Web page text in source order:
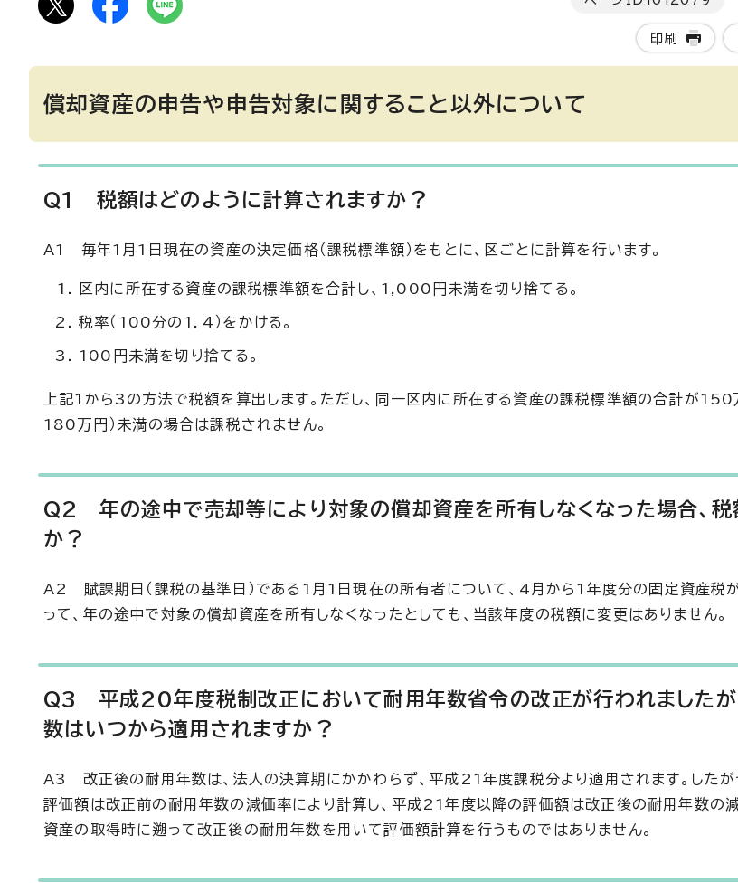
印刷
償却資産の申告や申告対象に関すること以外について
Q1 税額はどのように計算されますか？
A1 毎年1月1日現在の資産の決定価格（課税標準額）をもとに、区ごとに計算を行います。
区内に所在する資産の課税標準額を合計し、1,000円未満を切り捨てる。
税率（100分の1．4）をかける。
100円未満を切り捨てる。
上記1から3の方法で税額を算出します。ただし、同一区内に所在する資産の課税標準額の合計が
180万円）未満の場合は課税されません。
Q2 年の途中で売却等により対象の償却資産を所有しなくなった場合、税
か？
A2 賦課期日（課税の基準日）である1月1日現在の所有者について、4月から1年度分の固定資産税
って、年の途中で対象の償却資産を所有しなくなったとしても、当該年度の税額に変更はありません。
Q3 平成20年度税制改正において耐用年数省令の改正が行われましたが
数はいつから適用されますか？
A3 改正後の耐用年数は、法人の決算期にかかわらず、平成21年度課税分より適用されます。した
評価額は改正前の耐用年数の減価率により計算し、平成21年度以降の評価額は改正後の耐用年数の減
資産の取得時に遡って改正後の耐用年数を用いて評価額計算を行うものではありません。